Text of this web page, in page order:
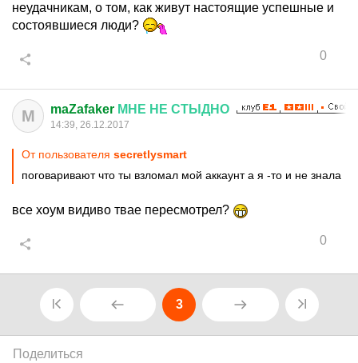
неудачникам, о том, как живут настоящие успешные и
состоявшиеся люди?
0
M maZafaker МНЕ НЕ СТЫДНО
14:39, 26.12.2017
От пользователя secretlysmart
поговаривают что ты взломал мой аккаунт а я -то и не знала
все хоум видиво твае пересмотрел?
0
3
Поделиться